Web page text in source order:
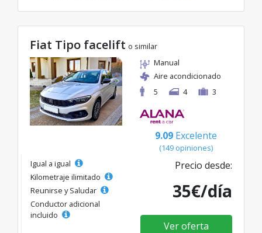
Fiat Tipo facelift o similar
Manual
Aire acondicionado
5
4 3
9.09 Excelente
(149 opiniones)
Igual a igual
Kilometraje ilimitado
Reunirse y Saludar
Conductor adicional
incluido
Precio desde:
35€/día
Ver oferta